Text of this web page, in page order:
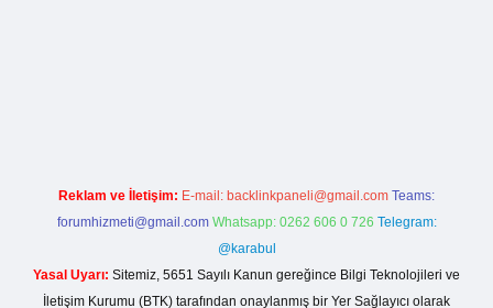
Reklam ve İletişim: E-mail: backlinkpaneli@gmail.com Teams:
forumhizmeti@gmail.com Whatsapp: 0262 606 0 726 Telegram:
@karabul
Yasal Uyarı: Sitemiz, 5651 Sayılı Kanun gereğince Bilgi Teknolojileri ve
İletişim Kurumu (BTK) tarafından onaylanmış bir Yer Sağlayıcı olarak